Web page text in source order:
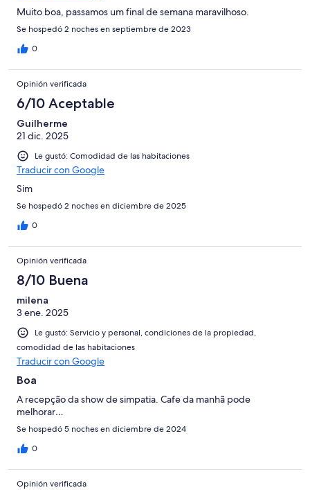
Muito boa, passamos um final de semana maravilhoso.
Se hospedó 2 noches en septiembre de 2023
0
Opinión verificada
6/10 Aceptable
Guilherme
21 dic. 2025
Le gustó: Comodidad de las habitaciones
Traducir con Google
Sim
Se hospedó 2 noches en diciembre de 2025
0
Opinión verificada
8/10 Buena
milena
3 ene. 2025
Le gustó: Servicio y personal, condiciones de la propiedad,
comodidad de las habitaciones
Traducir con Google
Boa
A recepção da show de simpatia. Cafe da manhã pode
melhorar…
Se hospedó 5 noches en diciembre de 2024
0
Opinión verificada